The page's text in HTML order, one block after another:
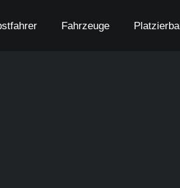
Fahrzeuge